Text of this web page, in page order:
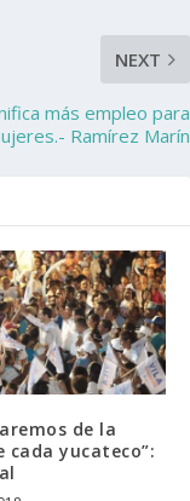
NEXT
más empleo para
Ramírez Marín
de la
cada yucateco”: